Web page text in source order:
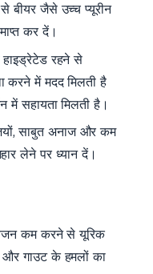
बीयर जैसे उच्च प्यूरीन
कर दें।
रहने से
करने में मदद मिलती है
सहायता मिलती है।
साबुत अनाज और कम
लेने पर ध्यान दें।
कम करने से यूरिक
और गाउट के हमलों का